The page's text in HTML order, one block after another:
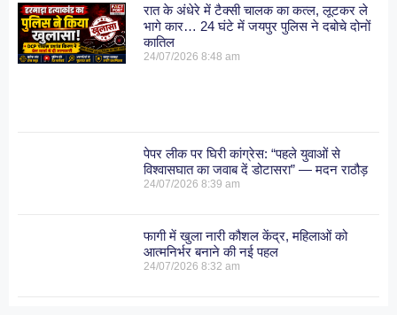
रात के अंधेरे में टैक्सी चालक का कत्ल, लूटकर ले
भागे कार… 24 घंटे में जयपुर पुलिस ने दबोचे दोनों
कातिल
24/07/20268:48 am
पेपर लीक पर घिरी कांग्रेस: “पहले युवाओं से
विश्वासघात का जवाब दें डोटासरा” — मदन राठौड़
24/07/20268:39 am
फागी में खुला नारी कौशल केंद्र, महिलाओं को
आत्मनिर्भर बनाने की नई पहल
24/07/20268:32 am